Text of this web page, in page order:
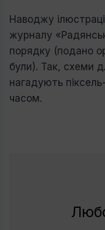
Наводжу
журналу
порядку (подано
були). Так, схеми
нагадують
часом.